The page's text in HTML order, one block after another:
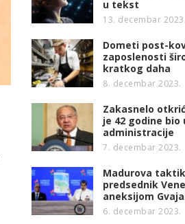
u tekst
13. decembar 2023.
Dometi post-
zaposlenosti
kratkog daha
8. decembar 2023.
Zakasnelo
je 42 godine bio
administracije
7. decembar 2023.
Madurova
predsednik
aneksijom
6. decembar 2023.